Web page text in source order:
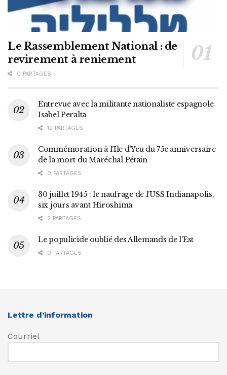
Le Rassemblement National : de
revirement à reniement
0 PARTAGES
Entrevue avec la militante nationaliste espagnole
Isabel Peralta
12 PARTAGES
Commémoration à l’Ile d’Yeu du 75e anniversaire
de la mort du Maréchal Pétain
0 PARTAGES
30 juillet 1945 : le naufrage de l’USS Indianapolis,
six jours avant Hiroshima
2 PARTAGES
Le populicide oublié des Allemands de l’Est
0 PARTAGES
Lettre d’information
Courriel